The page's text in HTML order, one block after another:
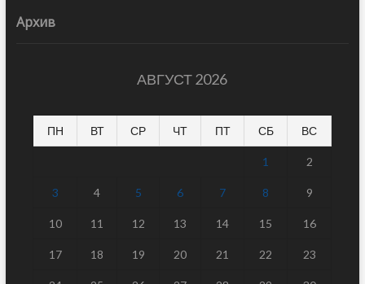
Архив
АВГУСТ 2026
ПН ВТ СР ЧТ ПТ СБ ВС
1 2
3 4 5 6 7 8 9
10 11 12 13 14 15 16
17 18 19 20 21 22 23